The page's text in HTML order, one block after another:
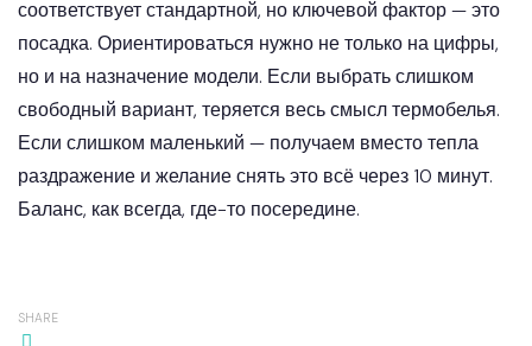
соответствует стандартной, но ключевой фактор — это
посадка. Ориентироваться нужно не только на цифры,
но и на назначение модели. Если выбрать слишком
свободный вариант, теряется весь смысл термобелья.
Если слишком маленький — получаем вместо тепла
раздражение и желание снять это всё через 10 минут.
Баланс, как всегда, где-то посередине.
SHARE